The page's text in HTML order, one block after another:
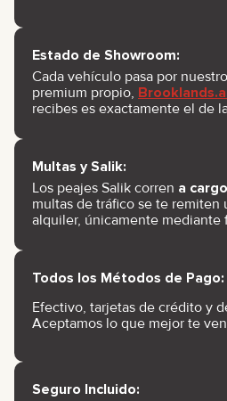
Estado de Showroom:
Cada vehículo pasa por
premium propio,
recibes es exactamente el de
Multas y Salik:
Los peajes Salik corren a
multas de tráfico se te remiten
alquiler, únicamente mediante
Todos los Métodos de Pago:
Efectivo, tarjetas de crédito y
Aceptamos lo que mejor te
Seguro Incluido: